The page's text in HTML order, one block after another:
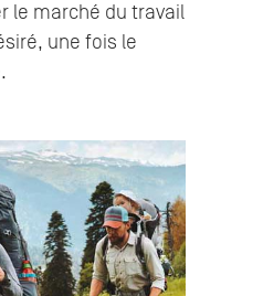
le marché du travail
une fois le